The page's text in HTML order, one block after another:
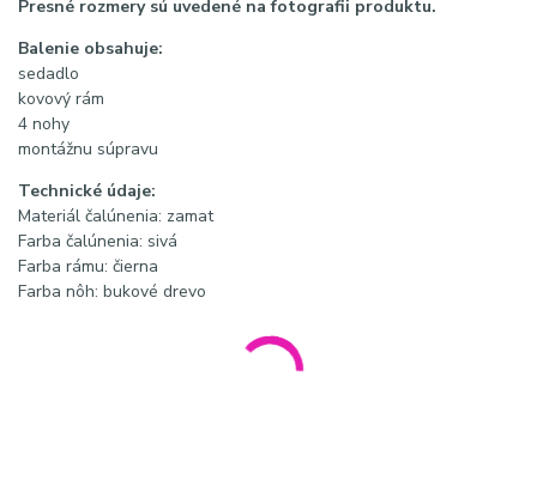
Presné rozmery sú uvedené na fotografii produktu.
Balenie obsahuje:
sedadlo
kovový rám
4 nohy
montážnu súpravu
Technické údaje:
Materiál čalúnenia: zamat
Farba čalúnenia: sivá
Farba rámu: čierna
Farba nôh: bukové drevo
Luxusné zamatové kreslo 4Rico QS-186 v sivom prevedení